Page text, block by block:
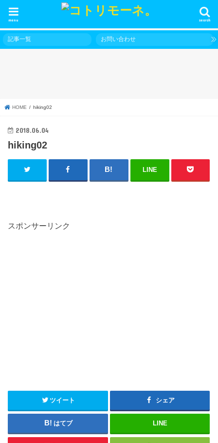
search
menu
記事一覧 お問い合わせ
HOME hiking02
2018.06.04
hiking02
LINE
スポンサーリンク
ツイート シェア
はてブ LINE